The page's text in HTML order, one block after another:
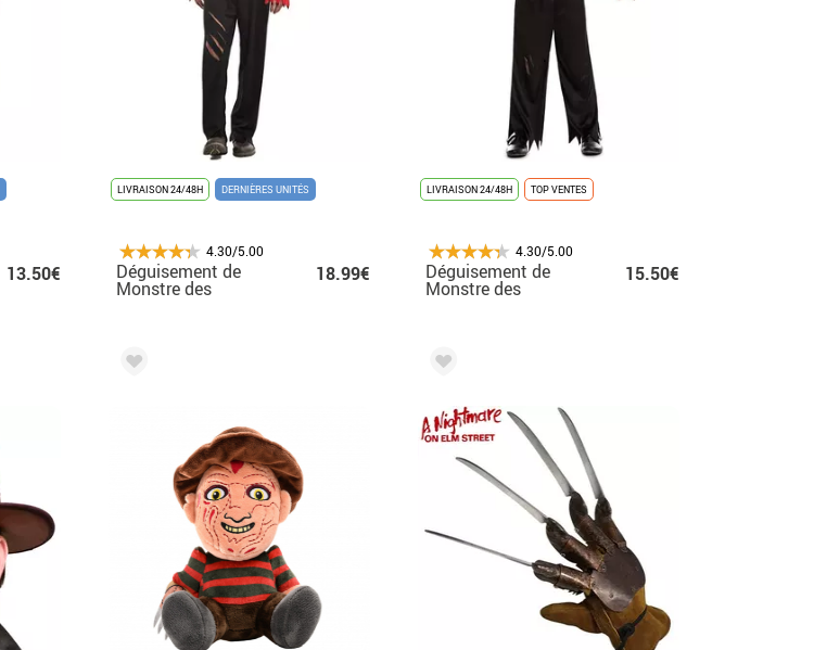
13.50€
LIVRAISON 24/48H DERNIÈRES UNITÉS
4.30/5.00
Déguisement de
Monstre des
18.99€
LIVRAISON 24/48H TOP VENTES
4.30/5.00
Déguisement de
Monstre des
15.50€